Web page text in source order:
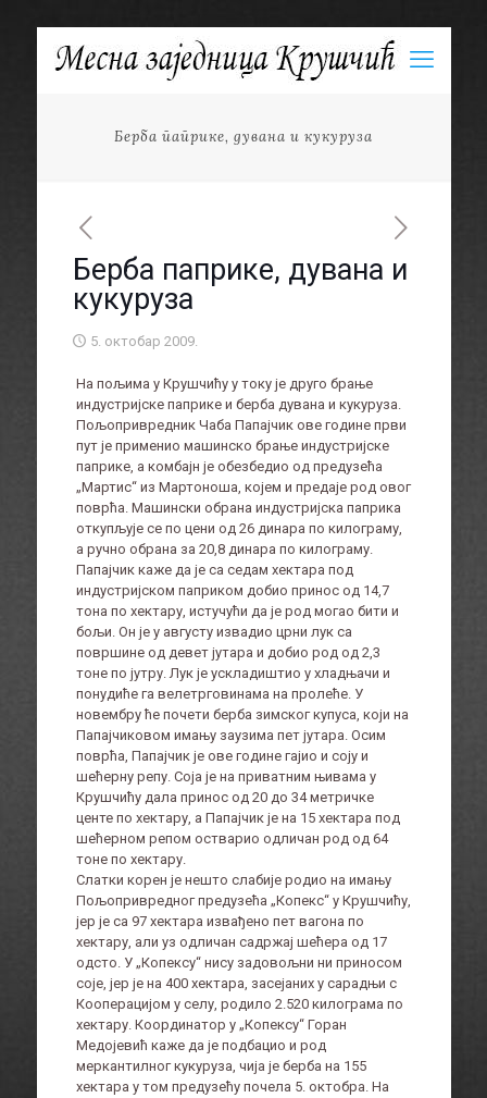
Берба паприке, дувана и кукуруза
Берба паприке, дувана и
кукуруза
5. октобар 2009.
На пољима у Крушчићу у току је друго брање
индустријске паприке и берба дувана и кукуруза.
Пољопривредник Чаба Папајчик ове године први
пут је применио машинско брање индустријске
паприке, а комбајн је обезбедио од предузећа
„Мартис“ из Мартоноша, којем и предаје род овог
поврћа. Машински обрана индустријска паприка
откупљује се по цени од 26 динара по килограму,
а ручно обрана за 20,8 динара по килограму.
Папајчик каже да је са седам хектара под
индустријском паприком добио принос од 14,7
тона по хектару, истучући да је род могао бити и
бољи. Он је у августу извадио црни лук са
површине од девет јутара и добио род од 2,3
тоне по јутру. Лук је ускладиштио у хладњачи и
понудиће га велетрговинама на пролеће. У
новембру ће почети берба зимског купуса, који на
Папајчиковом имању заузима пет јутара. Осим
поврћа, Папајчик је ове године гајио и соју и
шећерну репу. Соја је на приватним њивама у
Крушчићу дала принос од 20 до 34 метричке
центе по хектару, а Папајчик је на 15 хектара под
шећерном репом остварио одличан род од 64
тоне по хектару.
Слатки корен је нешто слабије родио на имању
Пољопривредног предузећа „Копекс“ у Крушчићу,
јер је са 97 хектара извађено пет вагона по
хектару, али уз одличан садржај шећера од 17
одсто. У „Копексу“ нису задовољни ни приносом
соје, јер је на 400 хектара, засејаних у сарадњи с
Кооперацијом у селу, родило 2.520 килограма по
хектару. Координатор у „Копексу“ Горан
Медојевић каже да је подбацио и род
меркантилног кукуруза, чија је берба на 155
хектара у том предузећу почела 5. октобра. На